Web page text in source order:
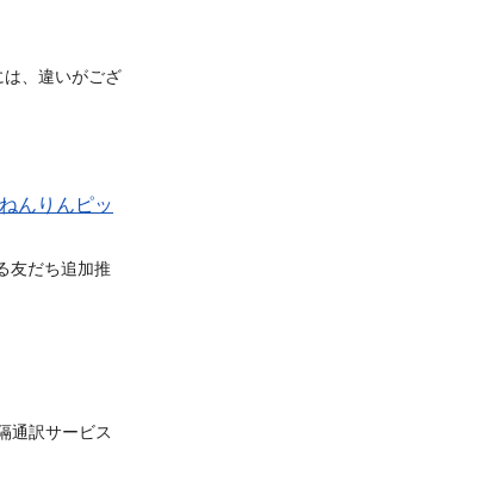
は、違いがござ
んりんピッ
友だち追加推
通訳サービス